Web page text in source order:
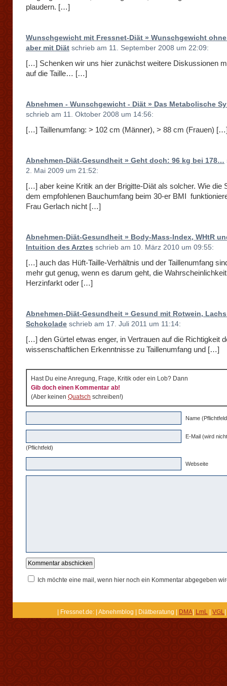
plaudern. […]
Wunschgewicht mit Fressnet-Diät » Wunschgewicht
aber mit Diät schrieb am 11. September 2008 um 22:09:
[…] Schenken wir uns hier zunächst weitere Diskussionen
auf die Taille… […]
Abnehmen - Wunschgewicht - Diät » Das Metabolische
schrieb am 11. Oktober 2008 um 14:56:
[…] Taillenumfang: > 102 cm (Männer), > 88 cm (Frauen)
Abnehmen-Diät-Gesundheit » Geht doch: 96 kg bei 178…
2. Mai 2009 um 21:52:
[…] aber keine Kritik an der Brigitte-Diät als solcher. Wie die
dem empfohlenen Bauchumfang beim 30-er BMI
Frau Gerlach nicht […]
Abnehmen-Diät-Gesundheit » Body-Mass-Index, WHtR
Intuition des Arztes schrieb am 10. März 2010 um 09:55:
[…] auch das Hüft-Taille-Verhältnis und der Taillenumfang
mehr gut genug, wenn es darum geht, die
Herzinfarkt oder […]
Abnehmen-Diät-Gesundheit » Gesund mit Rotwein,
Schokolade schrieb am 17. Juli 2011 um 11:14:
[…] den Gürtel etwas enger, in Vertrauen auf die Richtigkeit
wissenschaftlichen Erkenntnisse zu Taillenumfang und […]
Hast Du eine Anregung, Frage, Kritik oder ein Lob? Dann
Gib doch einen Kommentar ab!
(Aber keinen Quatsch schreiben!)
Name
E-Mail (wird
(Pflichtfeld)
Webseite
Ich möchte eine mail, wenn hier noch ein Kommentar abgegeben
| Fressnet.de: | Abnehmblog | Diätberatung | DMA LmL VGL